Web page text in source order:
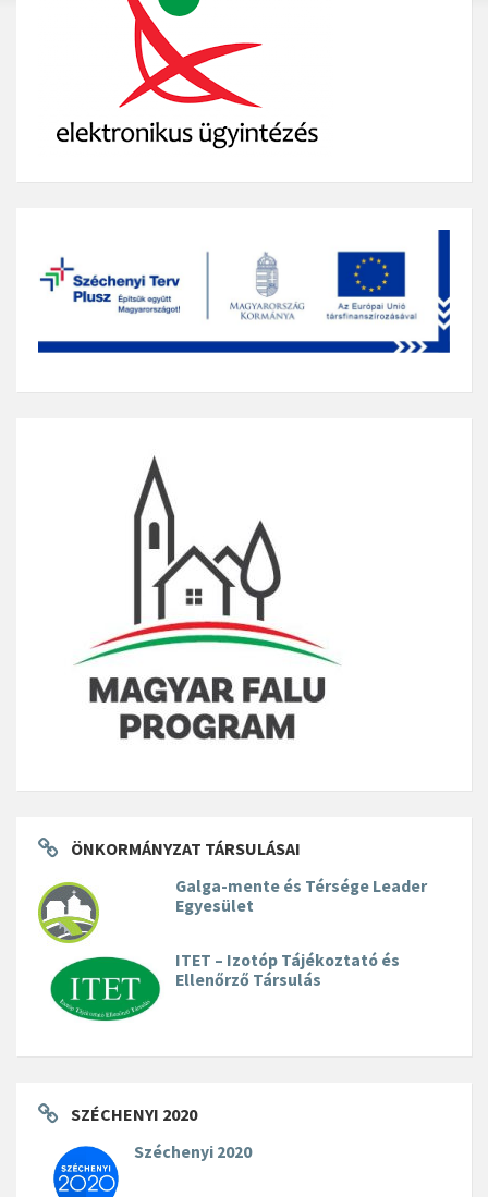
ÖNKORMÁNYZAT TÁRSULÁSAI
Galga-mente és Térsége Leader
Egyesület
ITET – Izotóp Tájékoztató és
Ellenőrző Társulás
SZÉCHENYI 2020
Széchenyi 2020